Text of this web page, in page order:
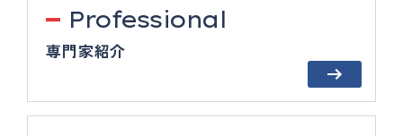
Professional
専門家紹介